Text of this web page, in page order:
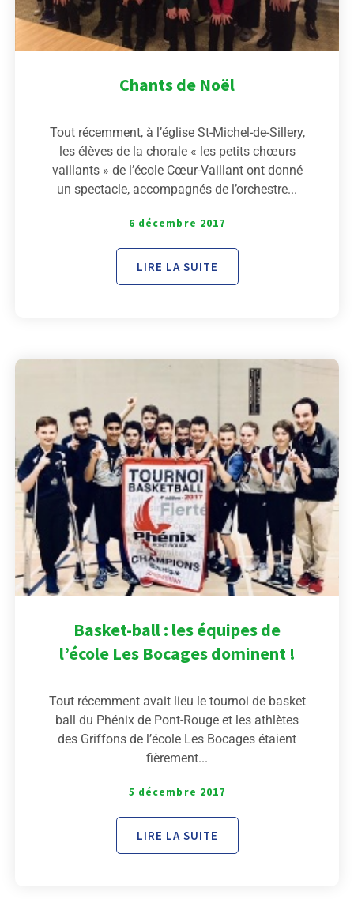
Chants de Noël
Tout récemment, à l’église St-Michel-de-Sillery,
les élèves de la chorale « les petits chœurs
vaillants » de l’école Cœur-Vaillant ont donné
un spectacle, accompagnés de l’orchestre...
6 décembre 2017
LIRE LA SUITE
Basket-ball : les équipes de
l’école Les Bocages dominent !
Tout récemment avait lieu le tournoi de basket
ball du Phénix de Pont-Rouge et les athlètes
des Griffons de l’école Les Bocages étaient
fièrement...
5 décembre 2017
LIRE LA SUITE